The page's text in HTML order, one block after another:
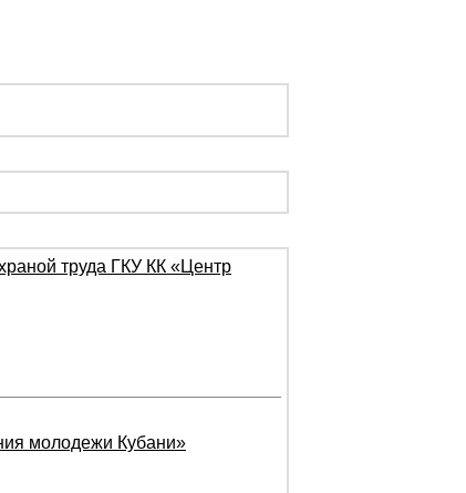
труда ГКУ КК «Центр
молодежи Кубани»